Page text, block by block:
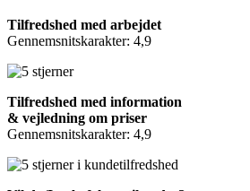
Tilfredshed med arbejdet
Gennemsnitskarakter: 4,9
Tilfredshed med information
& vejledning om priser
Gennemsnitskarakter: 4,9